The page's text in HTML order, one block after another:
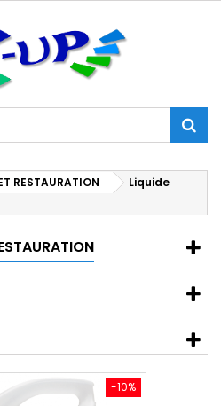
RESTAURATION
Liquide
-10%